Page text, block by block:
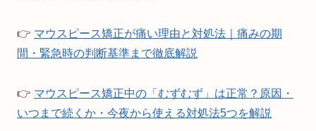
👉 マウスピース矯正が痛い理由と対処法｜痛みの期
間・緊急時の判断基準まで徹底解説
👉 マウスピース矯正中の「むずむず」は正常？原因・
いつまで続くか・今夜から使える対処法5つを解説